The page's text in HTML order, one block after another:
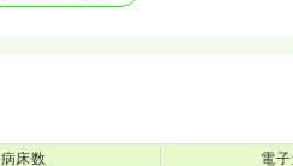
病床数 電